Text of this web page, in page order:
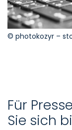
© photokozyr –
Für
Sie sich